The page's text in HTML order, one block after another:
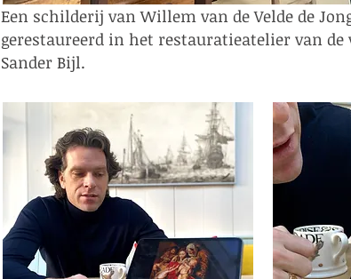
Een schilderij van Willem van de Velde de
gerestaureerd in het restauratieatelier van de
Sander Bijl.